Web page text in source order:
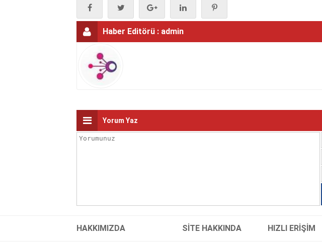
Haber Editörü : admin
Yorum Yaz
HAKKIMIZDA SİTE HAKKINDA HIZLI ERİŞİM